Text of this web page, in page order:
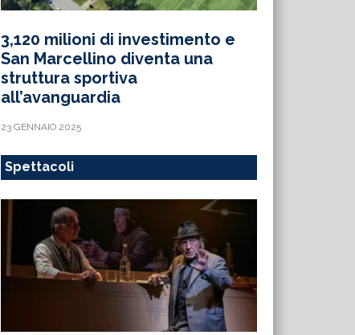
3,120 milioni di investimento e
San Marcellino diventa una
struttura sportiva
all’avanguardia
23 GENNAIO 2025
Spettacoli